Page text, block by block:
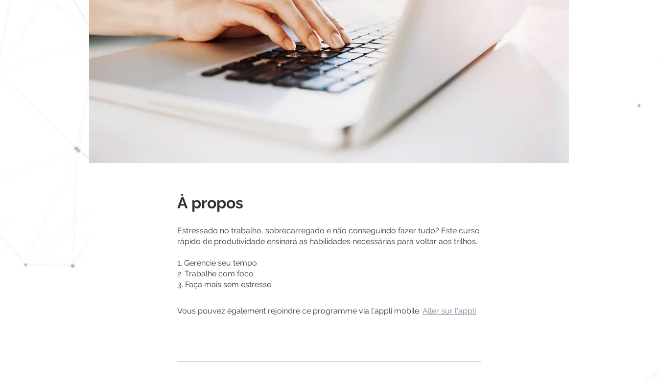
À propos
Estressado no trabalho, sobrecarregado e não conseguindo fazer tudo? Este curso
rápido de produtividade ensinará as habilidades necessárias para voltar aos trilhos.
1. Gerencie seu tempo
2. Trabalhe com foco
3. Faça mais sem estresse
Vous pouvez également rejoindre ce programme via l'appli mobile. Aller sur l'appli